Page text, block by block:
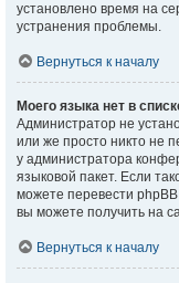
установлено время на
устранения проблемы.
Вернуться к началу
Моего языка нет в
Администратор не
или же просто никто не
у администратора
языковой пакет. Если
можете перевести
вы можете получить на
Вернуться к началу